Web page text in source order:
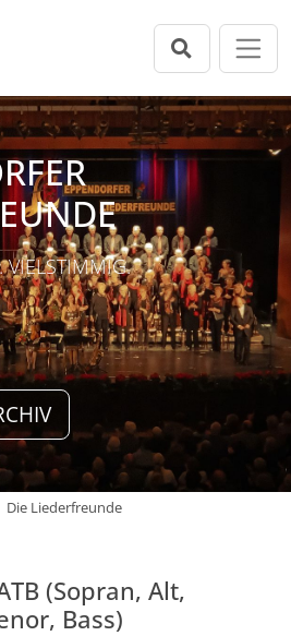
VIELSTIMMIG.
Die Liederfreunde
(Sopran, Alt,
Bass)